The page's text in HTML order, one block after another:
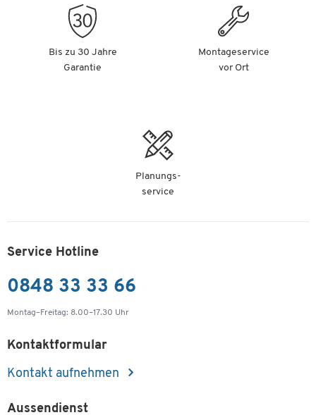
Bis zu 30 Jahre
Garantie
Montageservice
vor Ort
Planungs-
service
Service Hotline
0848 33 33 66
Montag–Freitag: 8.00–17.30 Uhr
Kontaktformular
Kontakt aufnehmen
Aussendienst